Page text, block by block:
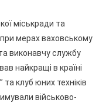
міськради та
мерах ваховському
виконавчу службу
найкращі в країні
клуб юних техніків
військово-